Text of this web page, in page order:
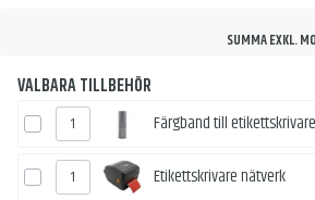
SUMMA EXKL.
VALBARA TILLBEHÖR
Färgband till etikettskrivare
Etikettskrivare nätverk